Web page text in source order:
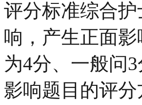
评分标准综合
响，产生正面
为4分、一般问
影响题目的评